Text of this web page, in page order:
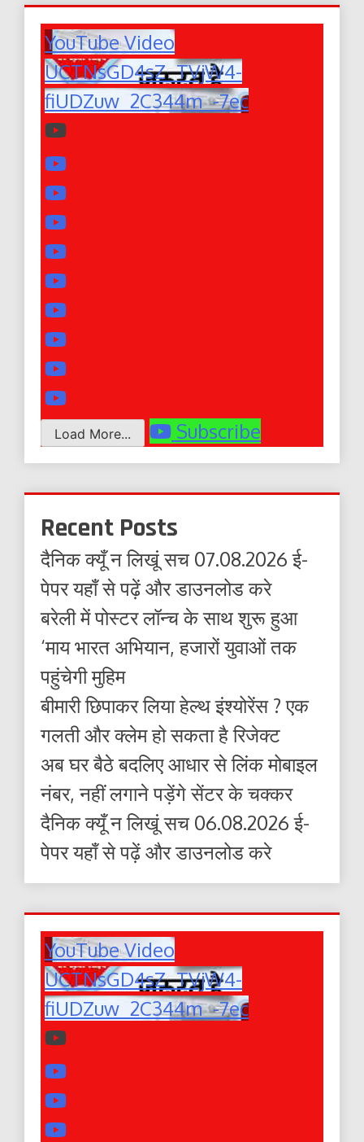
YouTube Video
UCTNsGD4sZ_TVjW4-
fiUDZuw_2C344m_-7ec
Load More... Subscribe
Recent Posts
दैनिक क्यूँ न लिखूं सच 07.08.2026 ई-
पेपर यहाँ से पढ़ें और डाउनलोड करे
बरेली में पोस्टर लॉन्च के साथ शुरू हुआ
‘माय भारत अभियान, हजारों युवाओं तक
पहुंचेगी मुहिम
बीमारी छिपाकर लिया हेल्थ इंश्योरेंस ? एक
गलती और क्लेम हो सकता है रिजेक्ट
अब घर बैठे बदलिए आधार से लिंक मोबाइल
नंबर, नहीं लगाने पड़ेंगे सेंटर के चक्कर
दैनिक क्यूँ न लिखूं सच 06.08.2026 ई-
पेपर यहाँ से पढ़ें और डाउनलोड करे
YouTube Video
UCTNsGD4sZ_TVjW4-
fiUDZuw_2C344m_-7ec